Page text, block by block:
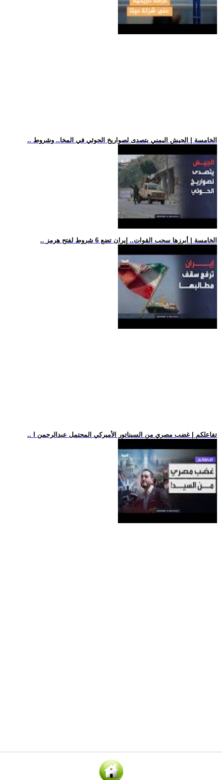
.. الخامسة | الجيش اليمني يتصدى لصواريخ الحوثي في المخا.. وشروط
.. الخامسة | أبرزها سحب القوات.. إيران تضع 6 شروط لفتح هرمز
.. تفاعلكم | غضب مصري من السيناتور الأميركي المحتمل عبدالرحمن ا